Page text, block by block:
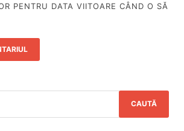
PENTRU DATA VIITOARE CÂND O SĂ